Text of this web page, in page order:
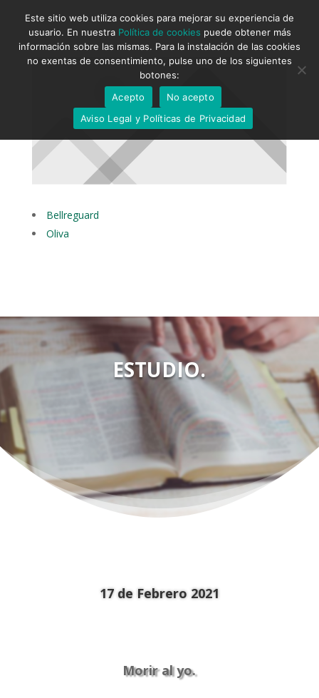
Bellreguard
Oliva
ESTUDIO.
17 de Febrero 2021
Morir al yo.
Este sitio web utiliza cookies para mejorar su experiencia de
usuario. En nuestra Política de cookies puede obtener más
información sobre las mismas. Para la instalación de las cookies
no exentas de consentimiento, pulse uno de los siguientes
botones:
Acepto
No acepto
Aviso Legal y Políticas de Privacidad